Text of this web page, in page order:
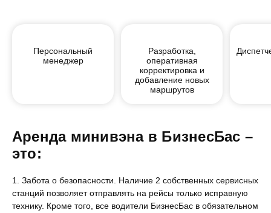
Персональный
менеджер
Разработка,
оперативная
корректировка и
добавление новых
маршрутов
Аренда минивэна в БизнесБас –
это:
Забота о безопасности. Наличие 2 собственных сервисных
станций позволяет отправлять на рейсы только исправную
технику. Кроме того, все водители БизнесБас в обязательном